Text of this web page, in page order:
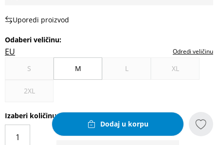
Uporedi proizvod
Odaberi veličinu:
EU Odredi veličinu
S M L XL
2XL
Izaberi količinu
Dodaj u korpu